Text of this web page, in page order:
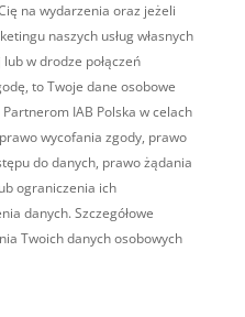
na wydarzenia oraz jeżeli
naszych usług własnych
w drodze połączeń
to Twoje dane osobowe
IAB Polska w celach
wycofania zgody, prawo
do danych, prawo żądania
ograniczenia ich
danych. Szczegółowe
Twoich danych osobowych